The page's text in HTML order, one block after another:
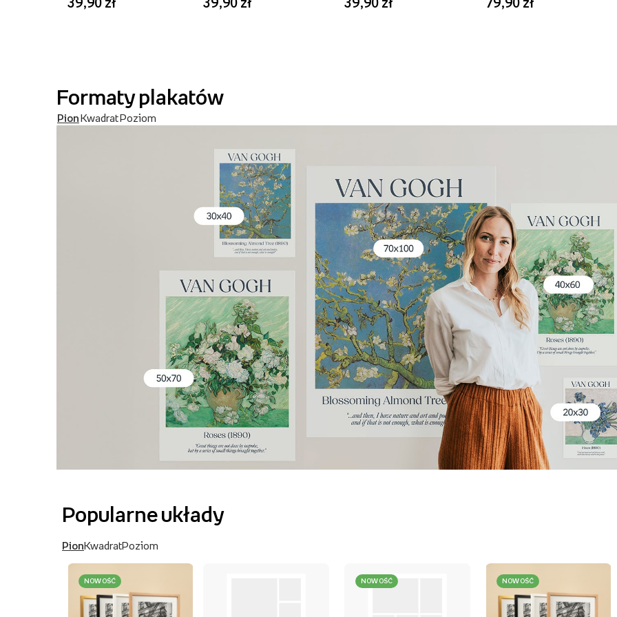
Formaty plakatów
PionKwadratPoziom
Popularne układy
PionKwadratPoziom
NOWOŚĆ NOWOŚĆ NOWOŚĆ